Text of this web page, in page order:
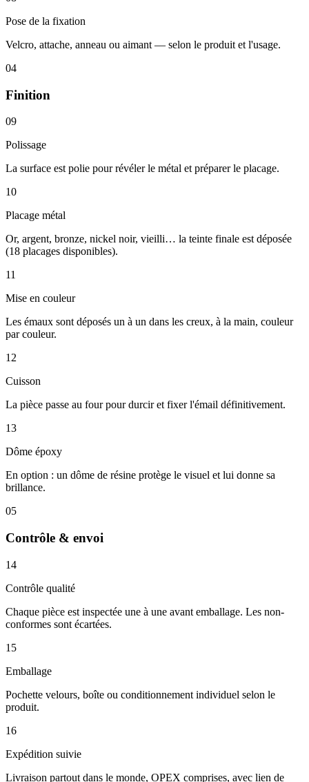
Pose de la fixation
Velcro, attache, anneau ou aimant — selon le produit et l'usage.
04
Finition
09
Polissage
La surface est polie pour révéler le métal et préparer le placage.
10
Placage métal
Or, argent, bronze, nickel noir, vieilli… la teinte finale est déposée
(18 placages disponibles).
11
Mise en couleur
Les émaux sont déposés un à un dans les creux, à la main, couleur
par couleur.
12
Cuisson
La pièce passe au four pour durcir et fixer l'émail définitivement.
13
Dôme époxy
En option : un dôme de résine protège le visuel et lui donne sa
brillance.
05
Contrôle & envoi
14
Contrôle qualité
Chaque pièce est inspectée une à une avant emballage. Les non-
conformes sont écartées.
15
Emballage
Pochette velours, boîte ou conditionnement individuel selon le
produit.
16
Expédition suivie
Livraison partout dans le monde, OPEX comprises, avec lien de